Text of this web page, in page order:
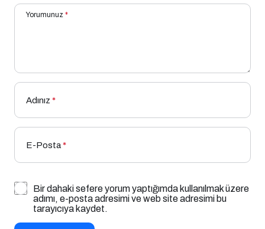
Yorumunuz *
Adınız *
E-Posta*
Bir dahaki sefere yorum yaptığımda kullanılmak üzere
adımı, e-posta adresimi ve web site adresimi bu
tarayıcıya kaydet.